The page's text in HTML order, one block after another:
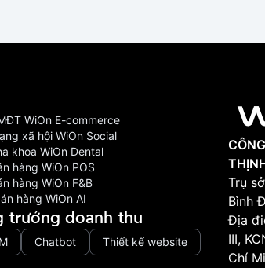
WiOn E-commerce
xã hội WiOn Social
khoa WiOn Dental
hàng WiOn POS
hàng WiOn F&B
hàng WiOn AI
trưởng doanh thu
Chatbot Thiết kế website
Trụ
Bình
Địa
III,
Chí